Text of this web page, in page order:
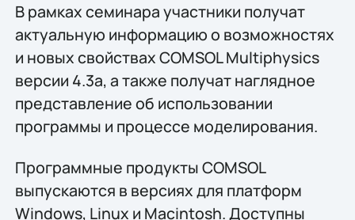
В рамках семинара участники получат
актуальную информацию о возможностях
и новых свойствах COMSOL Multiphysics
версии 4.3a, а также получат наглядное
представление об использовании
программы и процессе моделирования.
Программные продукты COMSOL
выпускаются в версиях для платформ
Windows, Linux и Macintosh. Доступны